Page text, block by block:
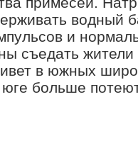
водный
и
съедать
в южных
больше